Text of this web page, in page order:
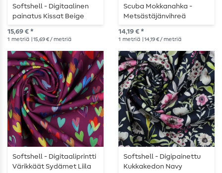
Softshell - Digitaalinen
painatus Kissat Beige
15,69 € *
1 metriä | 15,69 € / metriä
Scuba Mokkanahka -
Metsästäjänvihreä
Doubleface
14,19 € *
1 metriä | 14,19 € / metriä
Softshell - Digitaaliprintti
Värikkäät Sydämet Liila
Softshell - Digipainettu
Kukkakedon Navy